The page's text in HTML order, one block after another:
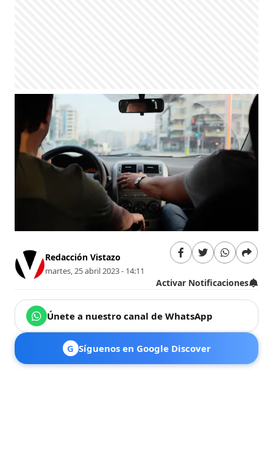
Redacción Vistazo
martes, 25 abril 2023 - 14:11
Activar Notificaciones
Únete a nuestro canal de WhatsApp
G Síguenos en Google Discover